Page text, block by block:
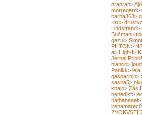
praprah>
morregard>
barba363>
Kru>
Lindstrand>
Bučman>
gazui>
PILTON>
a> High-I>
Jernej
blanco>
Panikk> leja
gasparinjo>
sasha5>
kbajo> Zas
benedikt>
nathanaael>